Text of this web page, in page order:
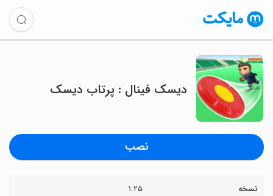
دیسک فینال : پرتاب دیسک
نصب
نسخه ۱.۲۵